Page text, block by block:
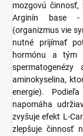
mozgovú činnosť,
Arginín base -
(organizmus vie
nutné prijímať
hormónu a tým
aminokyselina,
energie).
napomáha
zvyšuje efekt L-
zlepšuje činnosť